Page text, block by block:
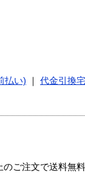
払い) 代金引換
ご注文で送料無料